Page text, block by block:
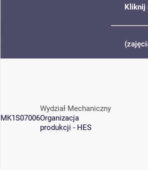
Kliknij
MK1S07006
Wydział Mechaniczny
Organizacja
produkcji - HES